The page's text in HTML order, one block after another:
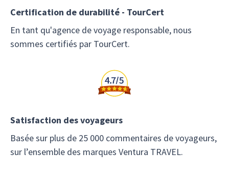
Certification de durabilité - TourCert
En tant qu'agence de voyage responsable, nous
sommes certifiés par TourCert.
Satisfaction des voyageurs
Basée sur plus de 25 000 commentaires de voyageurs,
sur l’ensemble des marques Ventura TRAVEL.